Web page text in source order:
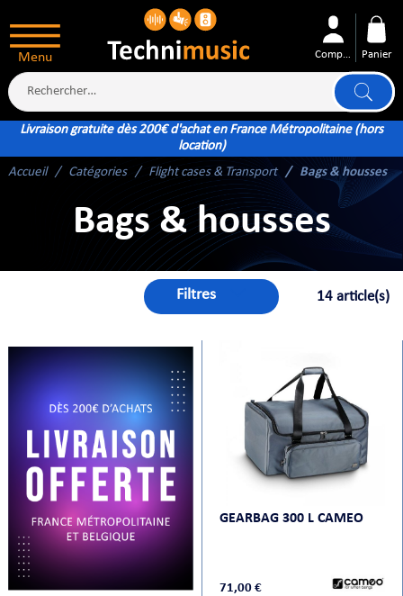
Menu Compte Panier
Livraison gratuite dès 200€ d'achat en France Métropolitaine (hors
location)
Accueil
Catégories Flight cases & Transport Bags & housses
Bags & housses
Filtres 14 article(s)
GEARBAG 300 L CAMEO
71,00 €